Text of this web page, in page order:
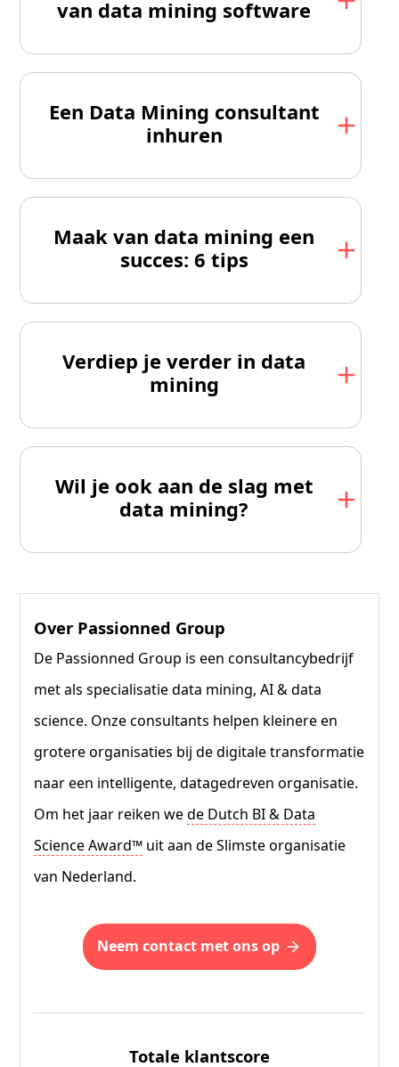
van data mining software
Een Data Mining consultant
inhuren
Maak van data mining een
succes: 6 tips
Verdiep je verder in data
mining
Wil je ook aan de slag met
data mining?
Over Passionned Group
De Passionned Group is een consultancybedrijf
met als specialisatie data mining, AI & data
science. Onze consultants helpen kleinere en
grotere organisaties bij de digitale transformatie
naar een intelligente, datagedreven organisatie.
Om het jaar reiken wede Dutch BI & Data
Science Award™ uit aan de Slimste organisatie
van Nederland.
neem contact met ons op
Totale klantscore